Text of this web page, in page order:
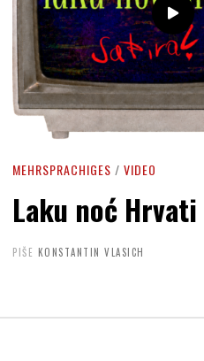
MEHRSPRACHIGES / VIDEO
Laku noć Hrvati
PIŠE KONSTANTIN VLASICH